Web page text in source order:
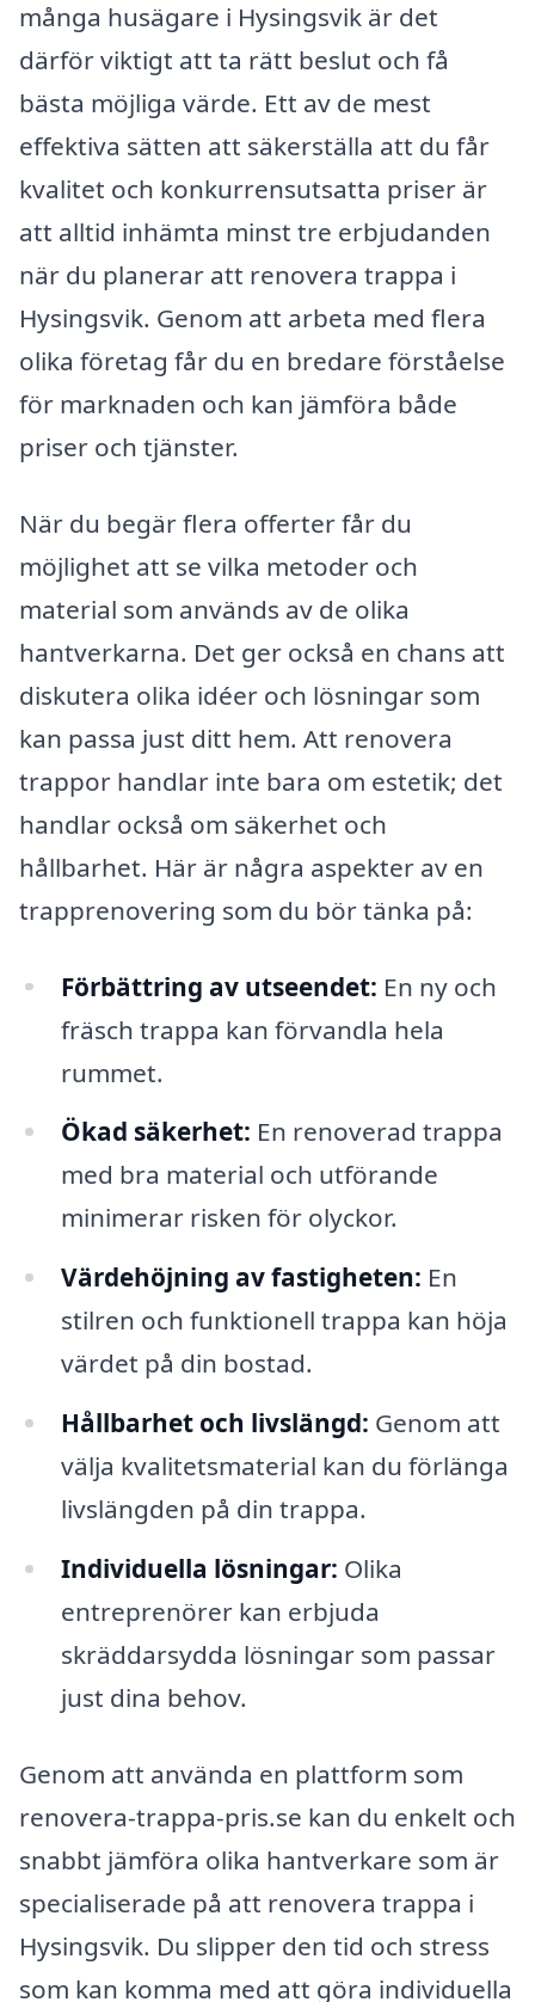
många husägare i Hysingsvik är det
därför viktigt att ta rätt beslut och få
bästa möjliga värde. Ett av de mest
effektiva sätten att säkerställa att du får
kvalitet och konkurrensutsatta priser är
att alltid inhämta minst tre erbjudanden
när du planerar att renovera trappa i
Hysingsvik. Genom att arbeta med flera
olika företag får du en bredare förståelse
för marknaden och kan jämföra både
priser och tjänster.
När du begär flera offerter får du
möjlighet att se vilka metoder och
material som används av de olika
hantverkarna. Det ger också en chans att
diskutera olika idéer och lösningar som
kan passa just ditt hem. Att renovera
trappor handlar inte bara om estetik; det
handlar också om säkerhet och
hållbarhet. Här är några aspekter av en
trapprenovering som du bör tänka på:
Förbättring av utseendet: En ny och
fräsch trappa kan förvandla hela
rummet.
Ökad säkerhet: En renoverad trappa
med bra material och utförande
minimerar risken för olyckor.
Värdehöjning av fastigheten: En
stilren och funktionell trappa kan höja
värdet på din bostad.
Hållbarhet och livslängd: Genom att
välja kvalitetsmaterial kan du förlänga
livslängden på din trappa.
Individuella lösningar: Olika
entreprenörer kan erbjuda
skräddarsydda lösningar som passar
just dina behov.
Genom att använda en plattform som
renovera-trappa-pris.se kan du enkelt och
snabbt jämföra olika hantverkare som är
specialiserade på att renovera trappa i
Hysingsvik. Du slipper den tid och stress
som kan komma med att göra individuella